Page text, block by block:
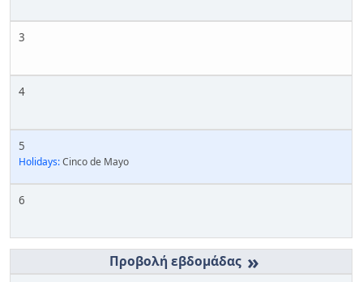
3
4
5
Holidays:Cinco de Mayo
6
»